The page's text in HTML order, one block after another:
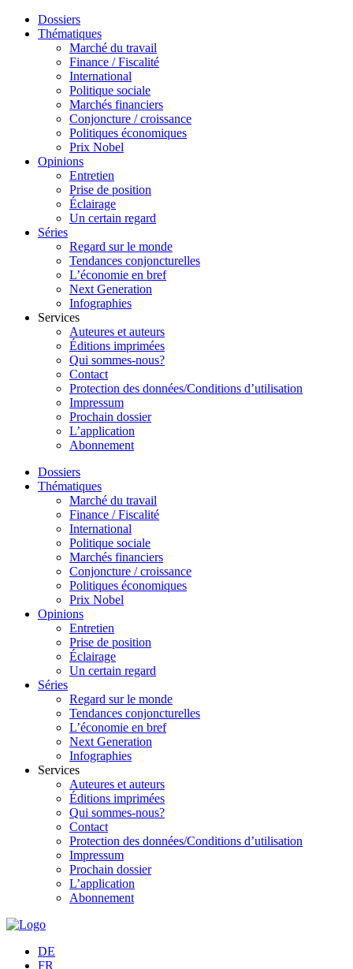
Dossiers
Thématiques
Marché du travail
Finance / Fiscalité
International
Politique sociale
Marchés financiers
Conjoncture / croissance
Politiques économiques
Prix Nobel
Opinions
Entretien
Prise de position
Éclairage
Un certain regard
Séries
Regard sur le monde
Tendances conjoncturelles
L’économie en bref
Next Generation
Infographies
Services
Auteures et auteurs
Éditions imprimées
Qui sommes-nous?
Contact
Protection des données/Conditions d’utilisation
Impressum
Prochain dossier
L’application
Abonnement
Dossiers
Thématiques
Marché du travail
Finance / Fiscalité
International
Politique sociale
Marchés financiers
Conjoncture / croissance
Politiques économiques
Prix Nobel
Opinions
Entretien
Prise de position
Éclairage
Un certain regard
Séries
Regard sur le monde
Tendances conjoncturelles
L’économie en bref
Next Generation
Infographies
Services
Auteures et auteurs
Éditions imprimées
Qui sommes-nous?
Contact
Protection des données/Conditions d’utilisation
Impressum
Prochain dossier
L’application
Abonnement
DE
FR